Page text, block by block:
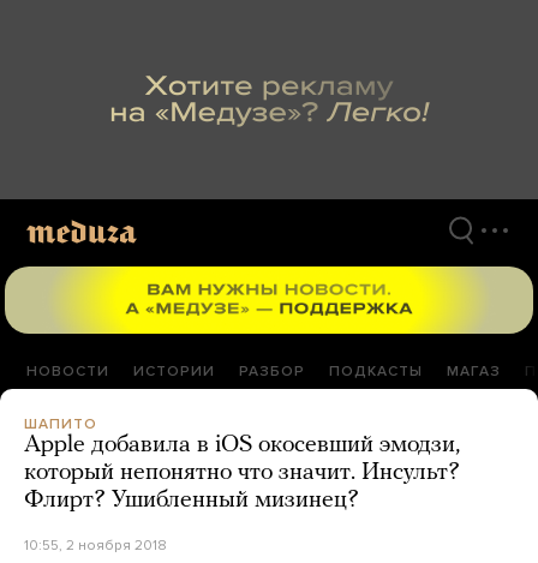
НОВОСТИ ИСТОРИИ РАЗБОР ПОДКАСТЫ МАГАЗ
ШАПИТО
Apple добавила в iOS окосевший эмодзи,
который непонятно что значит. Инсульт?
Флирт? Ушибленный мизинец?
10:55, 2 ноября 2018